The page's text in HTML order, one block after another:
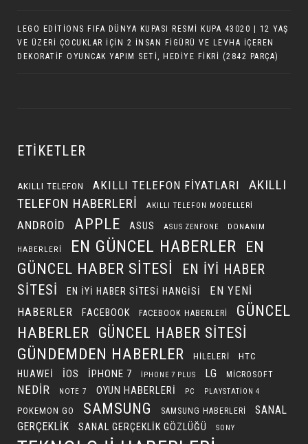
LEGO EDITIONS FIFA DÜNYA KUPASI RESMI KUPA 43020 | 12 YAŞ
VE ÜZERI ÇOCUKLAR IÇIN 2 İNSAN FIGÜRÜ VE LEVHA İÇEREN
DEKORATIF OYUNCAK YAPIM SETI, HEDIYE FIKRI (2842 PARÇA)
ETIKETLER
AKILLI TELEFON AKILLI TELEFON FIYATLARI
AKILLI
TELEFON HABERLERI
AKILLI TELEFON MODELLERI
ANDROID APPLE ASUS ASUS ZENFONE DONANIM
HABERLERI EN GÜNCEL HABERLER
EN
GÜNCEL HABER SITESI
EN IYI HABER
SITESI
EN IYI HABER SITESI HANGISI
EN YENI
HABERLER
FACEBOOK FACEBOOK HABERLERI
GÜNCEL
HABERLER
GÜNCEL HABER SITESI
GÜNDEMDEN HABERLER HILELERI HTC
HUAWEI IOS IPHONE 7 IPHONE 7 PLUS LG MICROSOFT
NEDIR NOTE 7 OYUN HABERLERI PC PLAYSTATION 4
POKEMON GO SAMSUNG SAMSUNG HABERLERI
SANAL
GERÇEKLIK
SANAL GERÇEKLIK GÖZLÜĞÜ SONY